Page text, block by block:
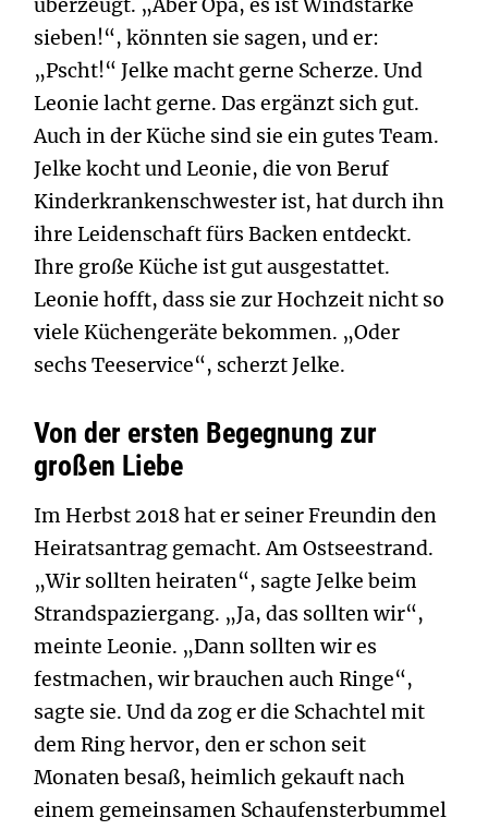
überzeugt. „Aber Opa, es ist Windstärke
sieben!“, könnten sie sagen, und er:
„Pscht!“ Jelke macht gerne Scherze. Und
Leonie lacht gerne. Das ergänzt sich gut.
Auch in der Küche sind sie ein gutes Team.
Jelke kocht und Leonie, die von Beruf
Kinderkrankenschwester ist, hat durch ihn
ihre Leidenschaft fürs Backen entdeckt.
Ihre große Küche ist gut ausgestattet.
Leonie hofft, dass sie zur Hochzeit nicht so
viele Küchengeräte bekommen. „Oder
sechs Teeservice“, scherzt Jelke.
Von der ersten Begegnung zur
großen Liebe
Im Herbst 2018 hat er seiner Freundin den
Heiratsantrag gemacht. Am Ostseestrand.
„Wir sollten heiraten“, sagte Jelke beim
Strandspaziergang. „Ja, das sollten wir“,
meinte Leonie. „Dann sollten wir es
festmachen, wir brauchen auch Ringe“,
sagte sie. Und da zog er die Schachtel mit
dem Ring hervor, den er schon seit
Monaten besaß, heimlich gekauft nach
einem gemeinsamen Schaufensterbummel